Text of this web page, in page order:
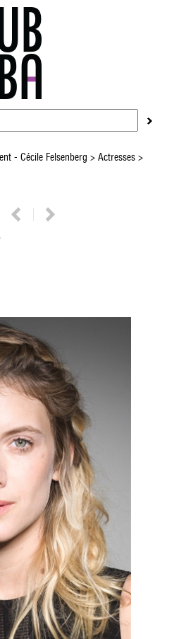
- Cécile Felsenberg > Actresses>